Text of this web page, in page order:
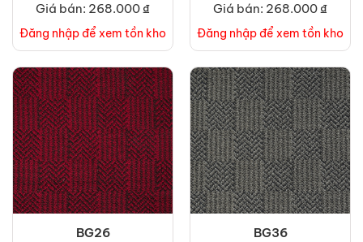
Giá bán: 268.000 ₫
Đăng nhập để xem tồn kho
Giá bán: 268.000 ₫
Đăng nhập để xem tồn kho
BG26 BG36